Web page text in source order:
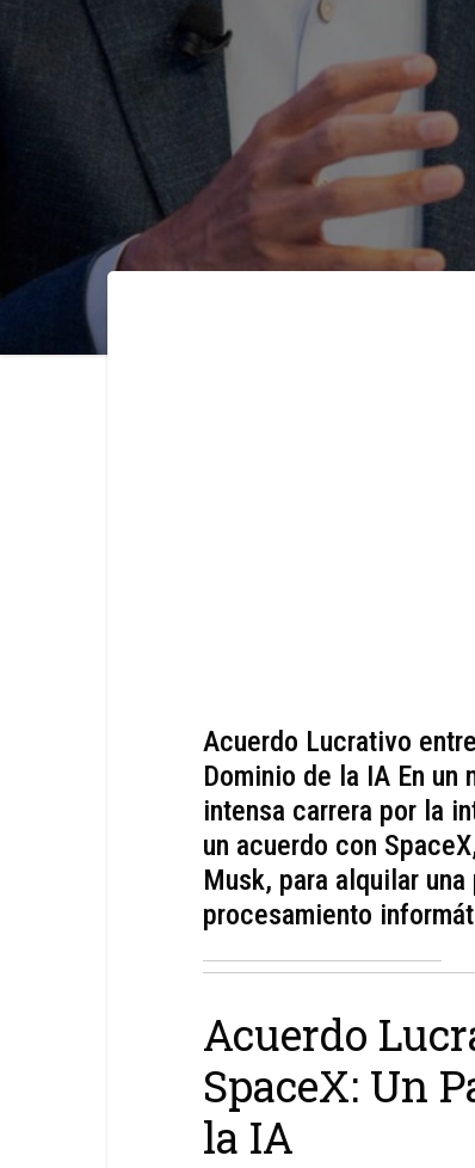
Acuerdo Lucrativo
Dominio de la IA En
intensa carrera por la
un acuerdo con
Musk, para alquilar
procesamiento
Acuerdo
SpaceX: Un
la IA